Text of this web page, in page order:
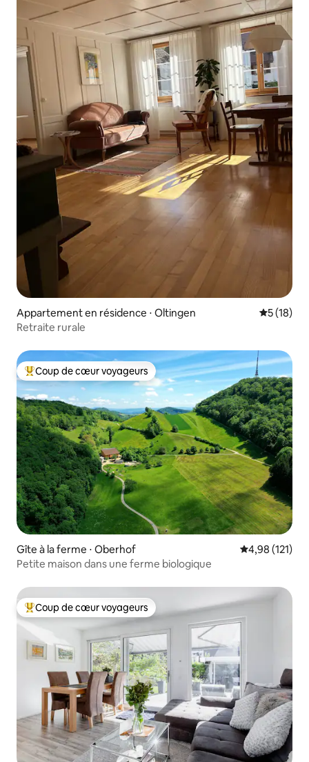
Appartement en résidence ⋅ Oltingen
5 (18)
Retraite rurale
Coups de cœur voyageurs les plus appréciés
Coup de cœur voyageurs
Gîte à la ferme ⋅ Oberhof Évaluation
4,98 (121)
Petite maison dans une ferme biologique
Coups de cœur voyageurs les plus appréciés
Coup de cœur voyageurs